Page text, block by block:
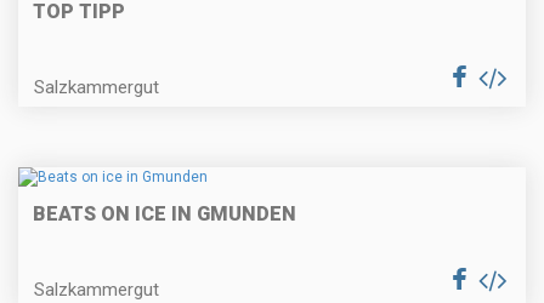
TOP TIPP
Salzkammergut
BEATS ON ICE IN GMUNDEN
Salzkammergut